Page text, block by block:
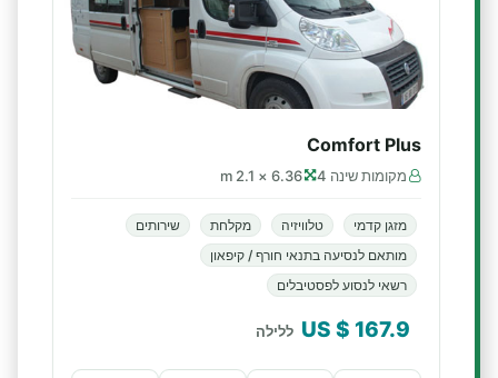
Comfort Plus
מקומות שינה 4 6.36 × 2.1 m
מזגן קדמי טלוויזיה מקלחת
שירותים
מותאם לנסיעה בתנאי חורף / קיפאון
רשאי לנסוע לפסטיבלים
167.9
$ US ללילה